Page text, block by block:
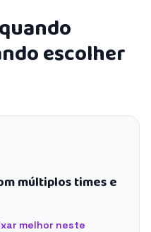
escolher
múltiplos times e
melhor neste